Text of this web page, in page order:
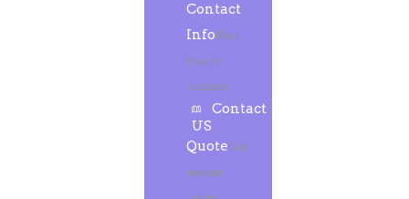
Contact
InfoFeel
free to
contact.
Contact
US
QuoteGet
instant